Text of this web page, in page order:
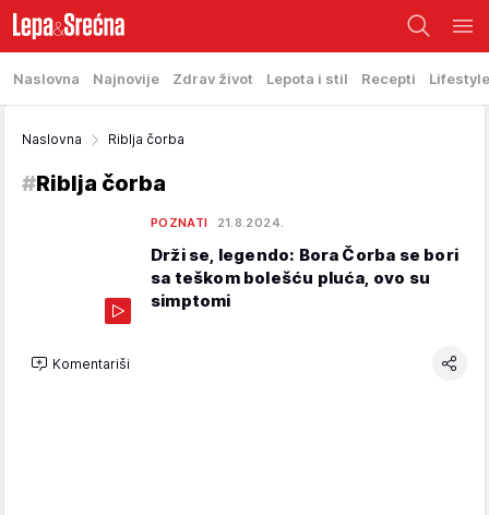
Naslovna Najnovije Zdrav život Lepota i stil Recepti Lifestyle
Naslovna Riblja čorba
#Riblja čorba
POZNATI 21.8.2024.
Drži se, legendo: Bora Čorba se bori
sa teškom bolešću pluća, ovo su
simptomi
Komentariši